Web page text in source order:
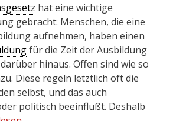
hat eine wichtige
gebracht: Menschen, die eine
aufnehmen, haben einen
für die Zeit der Ausbildung
hinaus. Offen sind wie so
Diese regeln letztlich oft die
selbst, und das auch
politisch beeinflußt. Deshalb